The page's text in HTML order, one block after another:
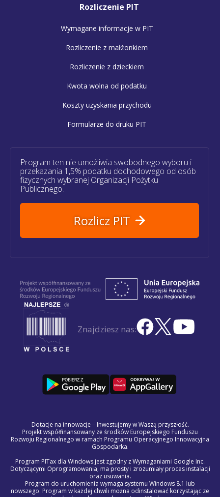
Rozliczenie PIT
Wymagane informacje w PIT
Rozliczenie z małżonkiem
Rozliczenie z dzieckiem
Kwota wolna od podatku
Koszty uzyskania przychodu
Formularze do druku PIT
Program ten nie umożliwia swobodnego wyboru i
przekazania 1,5% podatku dochodowego od osób
fizycznych wybranej Organizacji Pożytku
Publicznego.
Rozlicz PIT
Znajdziesz nas:
Dotacje na innowacje – Inwestujemy w Waszą przyszłość.
Projekt współfinansowany ze środków Europejskiego Funduszu
Rozwoju Regionalnego w ramach Programu Operacyjnego Innowacyjna
Gospodarka.
Program PITax dla Windows jest zgodny z Wymaganiami Google Inc.
Dotyczącymi Oprogramowania, ma prosty i zrozumiały proces instalacji
oraz usuwania.
Program do uruchomienia wymaga systemu Windows 8.1 lub
nowszego. Program w każdej chwili można odinstalować korzystając ze